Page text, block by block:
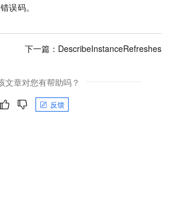
误码。
下一篇： DescribeInstanceRefreshes
文章对您有帮助吗？
反馈